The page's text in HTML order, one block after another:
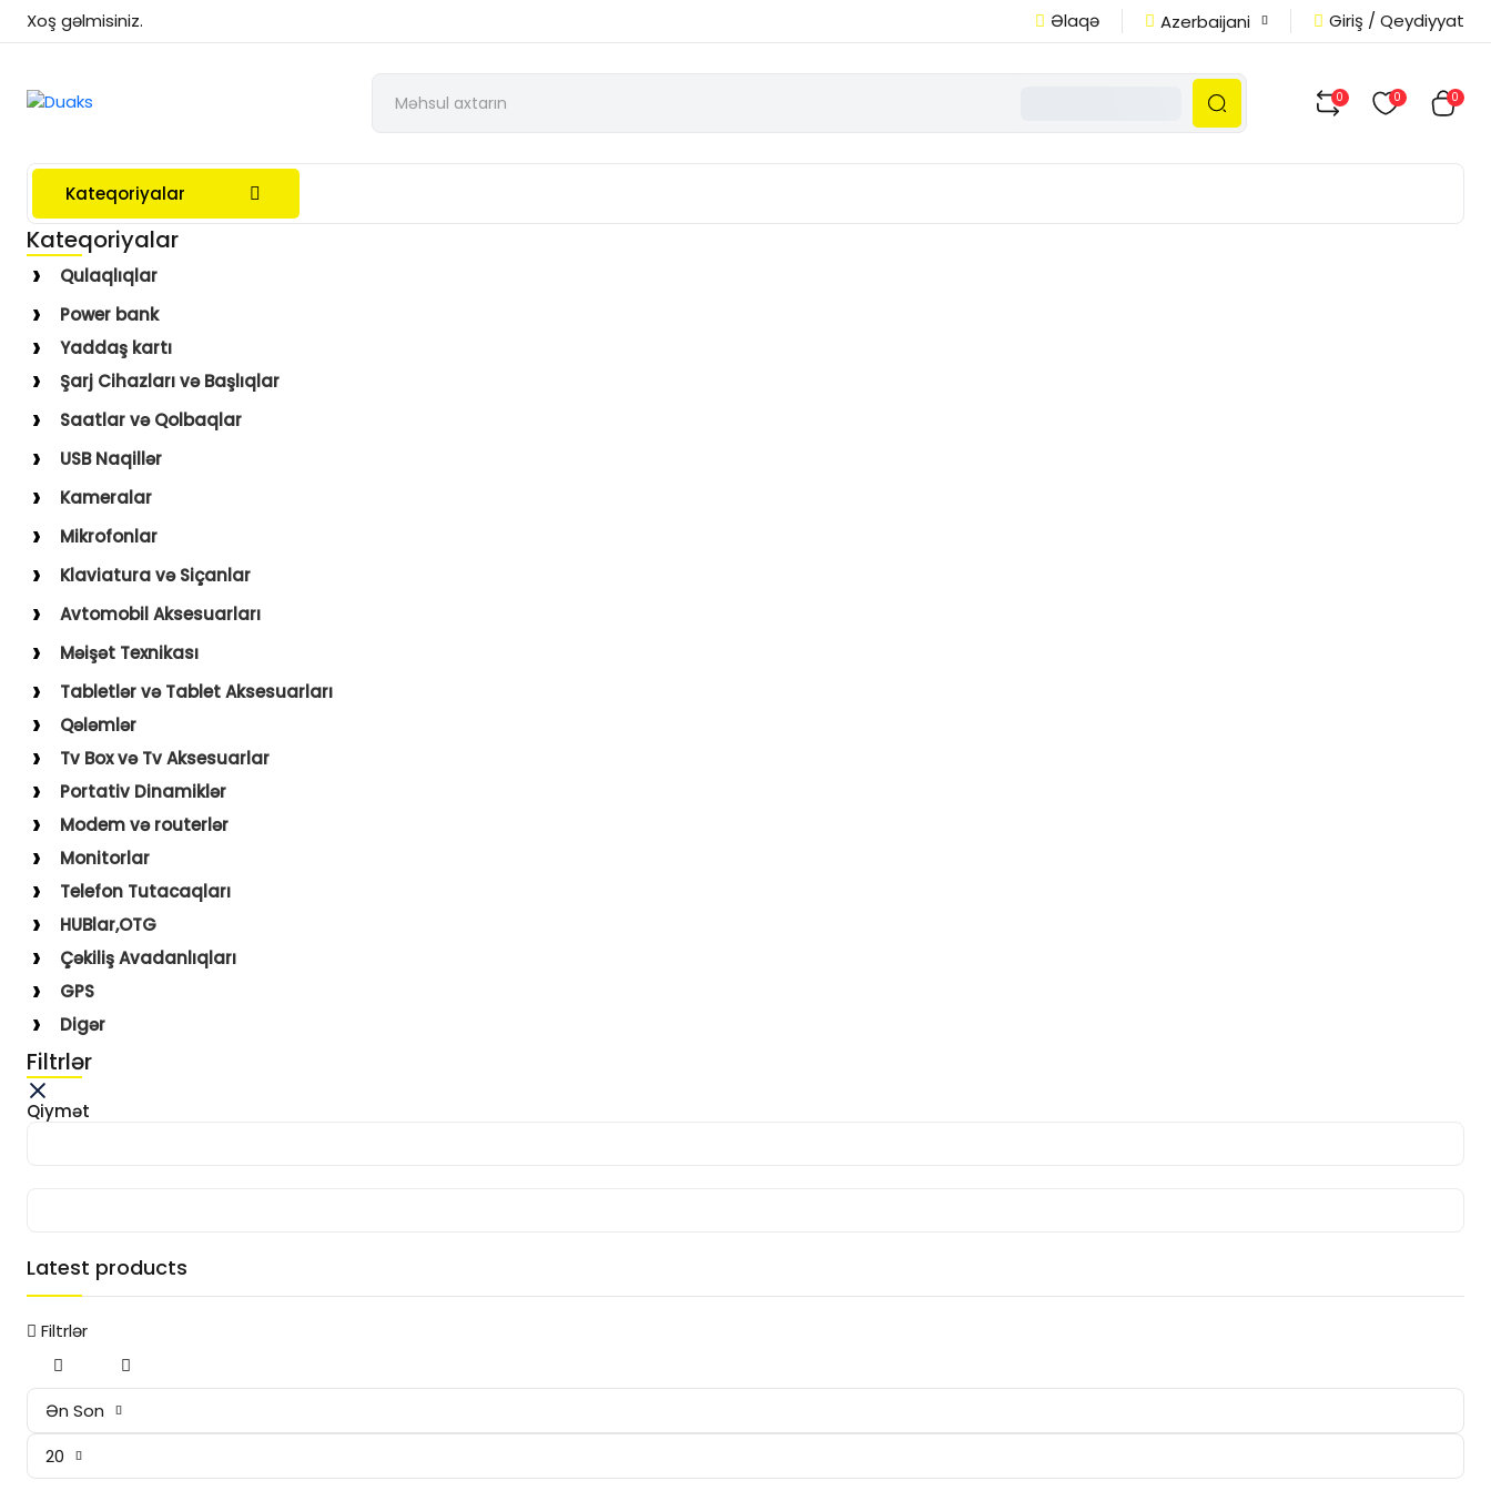
Xoş gəlmisiniz. Əlaqə Azerbaijani Giriş / Qeydiyyat
0 0 0
Kateqoriyalar
Kateqoriyalar
Qulaqlıqlar
Simli Qulaqlıqlar
Simsiz Qulaqlıqlar
Qulaqüstü
Power bank
Yaddaş kartı
Şarj Cihazları və Başlıqlar
Simsiz
Simli
Saatlar və Qolbaqlar
Saatlar
Saat Qolbaqları
USB Naqillər
Type-C–Lightning
USB–Type-C
USB–Lightning
USB–Micro
Kameralar
Action kameralar (Sport)
Uşaq Kameraları
Mikrofonlar
Karaoke Mikrofonları
Yaxa Mikrofonları
Klaviatura və Siçanlar
Klaviatura və Siçan
Mousepad
Avtomobil Aksesuarları
Digər Aksesuarlar
Holder
FM Modulyatorlar
Avto Başlıq
Məişət Texnikası
Saçqırxan, Üzqırxan
Sobalar
Fenlər
Blender, Toster, Kettle
Tabletlər və Tablet Aksesuarları
Qələmlər
Tv Box və Tv Aksesuarlar
Portativ Dinamiklər
Modem və routerlər
Monitorlar
Telefon Tutacaqları
HUBlar,OTG
Çəkiliş Avadanlıqları
GPS
Digər
Filtrlər
Qiymət
Latest products
Filtrlər
Ən Son
20